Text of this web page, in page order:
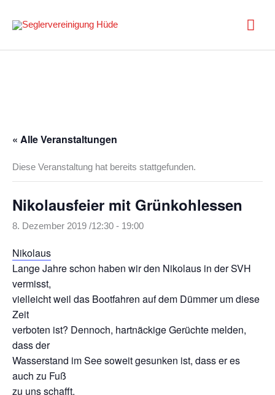
Inhalt
springen
« Alle Veranstaltungen
Diese Veranstaltung hat bereits stattgefunden.
Nikolausfeier mit Grünkohlessen
8. Dezember 2019 /12:30 - 19:00
Nikolaus
Lange Jahre schon haben wir den Nikolaus in der SVH
vermisst,
vielleicht weil das Bootfahren auf dem Dümmer um diese
Zeit
verboten ist? Dennoch, hartnäckige Gerüchte melden,
dass der
Wasserstand im See soweit gesunken ist, dass er es
auch zu Fuß
zu uns schafft.